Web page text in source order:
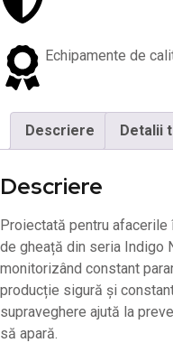
Echipamente de
Descriere Detalii
Descriere
Proiectată pentru afacerile
de gheață din seria Indigo
monitorizând constant
producție sigură și
supraveghere ajută la
să apară.